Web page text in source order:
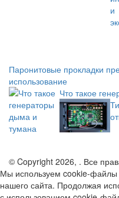
Паронитовые прокладки
использование
Что такое
© Copyright 2026, . Все
Мы используем cookie-файлы
нашего сайта. Продолжая